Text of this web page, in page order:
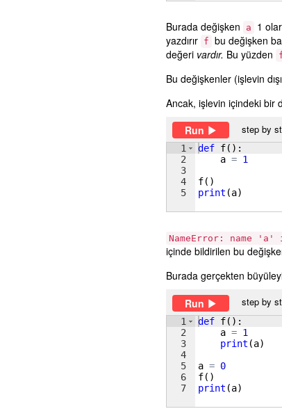
Burada değişken a 1
yazdırır f bu değişken
değeri vardır. Bu yüzden
Bu değişkenler (işlevin
Ancak, işlevin içindeki bir
Run
step by
1
2
3
4
5
def f( ) :
a = 1
f( )
print (a)
NameError: name
içinde bildirilen bu
Burada gerçekten
Run
step by
1
2
3
4
5
6
7
def f( ) :
a = 1
print (a)
a = 0
f( )
print (a)